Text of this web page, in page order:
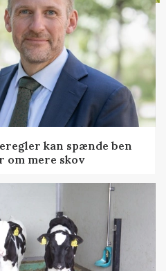
kan spænde ben
mere skov